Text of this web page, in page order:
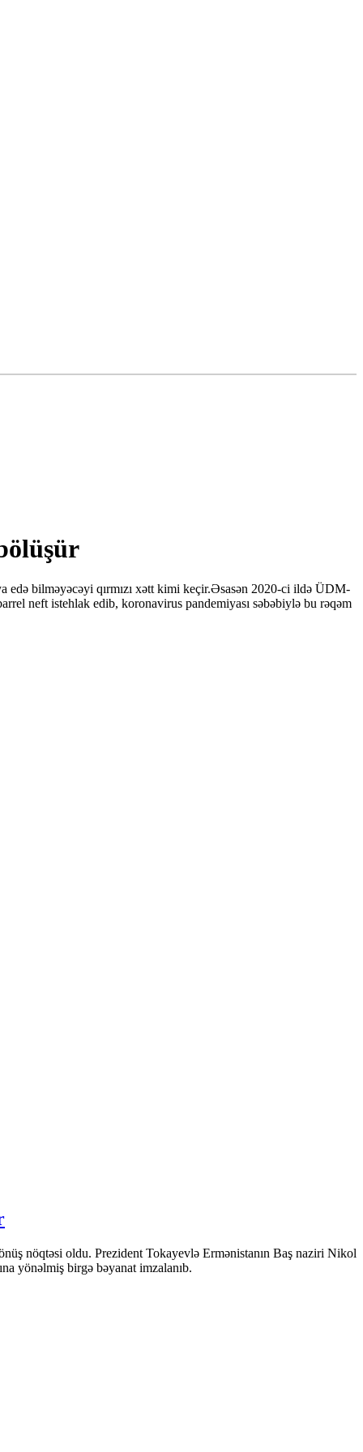
edə bilməyəcəyi qırmızı xətt kimi keçir.Əsasən 2020-ci ildə ÜDM-
neft istehlak edib, koronavirus pandemiyası səbəbiylə bu rəqəm
nöqtəsi oldu. Prezident Tokayevlə Ermənistanın Baş naziri Nikol
yönəlmiş birgə bəyanat imzalanıb.